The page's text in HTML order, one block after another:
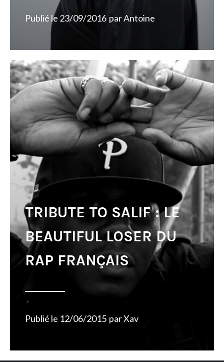
Publié le 23/09/2016 parAntoine
TRIBUTE TO SALIF : LE
BEAUTIFUL LOSER DU
RAP FRANÇAIS
Publié le 12/06/2015 parXav